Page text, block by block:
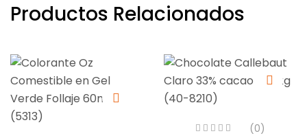
Productos Relacionados
(0)